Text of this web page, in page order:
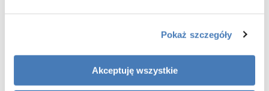
Pokaż szczegóły
Akceptuję wszystkie
Zastosowane nóżki dają możliwość pełnej regulacji wysokości odpływu
do potrzeb i możliwości montażu. Minimalny zakres regulacji to 70 mm a
maksymalny 95 mm.